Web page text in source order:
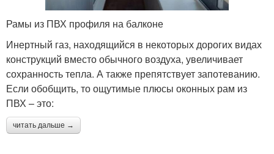
Рамы из ПВХ профиля на балконе
Инертный газ, находящийся в некоторых дорогих видах
конструкций вместо обычного воздуха, увеличивает
сохранность тепла. А также препятствует запотеванию.
Если обобщить, то ощутимые плюсы оконных рам из
ПВХ – это:
читать дальше →